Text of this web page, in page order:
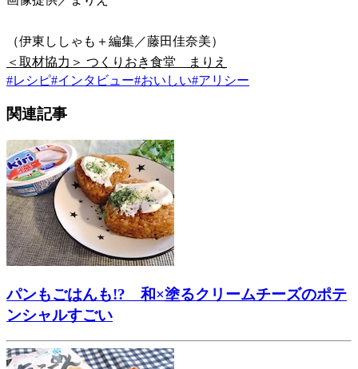
（伊東ししゃも＋編集／藤田佳奈美）
＜取材協力＞ つくりおき食堂 まりえ
#レシピ#インタビュー#おいしい#アリシー
関連記事
パンもごはんも!? 和×塗るクリームチーズのポテ
ンシャルすごい